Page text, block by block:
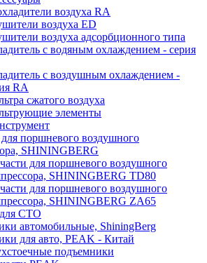
воздуха RA
воздуха ED
воздуха адсорбционного типа
с водяным охлаждением - серия
с воздушным охлаждением -
RA
сжатого воздуха
элементы
для поршневого воздушного
SHININGBERG
для поршневого воздушного
SHININGBERG TD80
для поршневого воздушного
SHININGBERG ZA65
СТО
автомобильные, ShiningBerg
для авто, PEAK - Китай
подъемники